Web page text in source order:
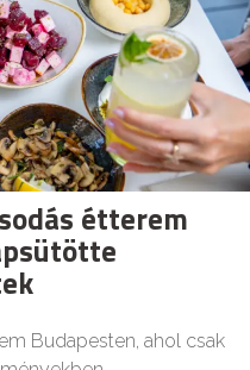
étterem
Budapesten, ahol csak